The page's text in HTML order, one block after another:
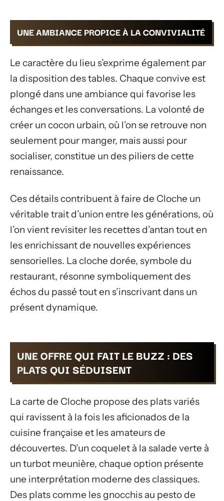
UNE AMBIANCE PROPICE À LA CONVIVIALITÉ
Le caractère du lieu s’exprime également par
la disposition des tables. Chaque convive est
plongé dans une ambiance qui favorise les
échanges et les conversations. La volonté de
créer un cocon urbain, où l’on se retrouve non
seulement pour manger, mais aussi pour
socialiser, constitue un des piliers de cette
renaissance.
Ces détails contribuent à faire de Cloche un
véritable trait d’union entre les générations, où
l’on vient revisiter les recettes d’antan tout en
les enrichissant de nouvelles expériences
sensorielles. La cloche dorée, symbole du
restaurant, résonne symboliquement des
échos du passé tout en s’inscrivant dans un
présent dynamique.
UNE OFFRE QUI FAIT LE BUZZ : DES
PLATS QUI SÉDUISENT
La carte de Cloche propose des plats variés
qui ravissent à la fois les aficionados de la
cuisine française et les amateurs de
découvertes. D’un coquelet à la salade verte à
un turbot meunière, chaque option présente
une interprétation moderne des classiques.
Des plats comme les gnocchis au pesto de